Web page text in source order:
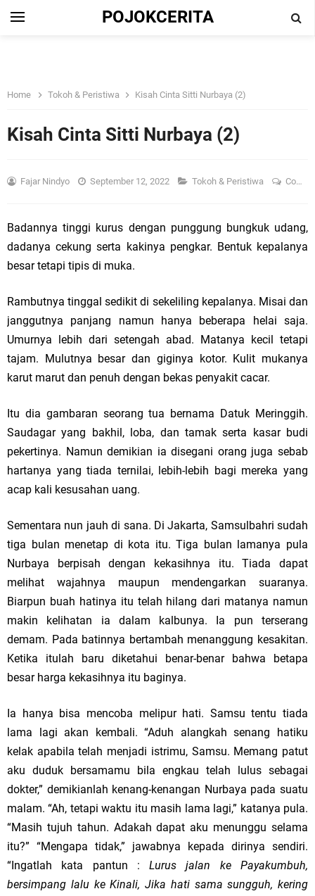
POJOKCERITA
Home Tokoh & Peristiwa Kisah Cinta Sitti Nurbaya (2)
Kisah Cinta Sitti Nurbaya (2)
Fajar Nindyo September 12, 2022 Tokoh & Peristiwa Comment
Badannya tinggi kurus dengan punggung bungkuk udang,
dadanya cekung serta kakinya pengkar. Bentuk kepalanya
besar tetapi tipis di muka.
Rambutnya tinggal sedikit di sekeliling kepalanya. Misai dan
janggutnya panjang namun hanya beberapa helai saja.
Umurnya lebih dari setengah abad. Matanya kecil tetapi
tajam. Mulutnya besar dan giginya kotor. Kulit mukanya
karut marut dan penuh dengan bekas penyakit cacar.
Itu dia gambaran seorang tua bernama Datuk Meringgih.
Saudagar yang bakhil, loba, dan tamak serta kasar budi
pekertinya. Namun demikian ia disegani orang juga sebab
hartanya yang tiada ternilai, lebih-lebih bagi mereka yang
acap kali kesusahan uang.
Sementara nun jauh di sana. Di Jakarta, Samsulbahri sudah
tiga bulan menetap di kota itu. Tiga bulan lamanya pula
Nurbaya berpisah dengan kekasihnya itu. Tiada dapat
melihat wajahnya maupun mendengarkan suaranya.
Biarpun buah hatinya itu telah hilang dari matanya namun
makin kelihatan ia dalam kalbunya. Ia pun terserang
demam. Pada batinnya bertambah menanggung kesakitan.
Ketika itulah baru diketahui benar-benar bahwa betapa
besar harga kekasihnya itu baginya.
Ia hanya bisa mencoba melipur hati. Samsu tentu tiada
lama lagi akan kembali. “Aduh alangkah senang hatiku
kelak apabila telah menjadi istrimu, Samsu. Memang patut
aku duduk bersamamu bila engkau telah lulus sebagai
dokter,” demikianlah kenang-kenangan Nurbaya pada suatu
malam. “Ah, tetapi waktu itu masih lama lagi,” katanya pula.
“Masih tujuh tahun. Adakah dapat aku menunggu selama
itu?” “Mengapa tidak,” jawabnya kepada dirinya sendiri.
“Ingatlah kata pantun :Lurus jalan ke Payakumbuh,
bersimpang lalu ke Kinali, Jika hati sama sungguh, kering